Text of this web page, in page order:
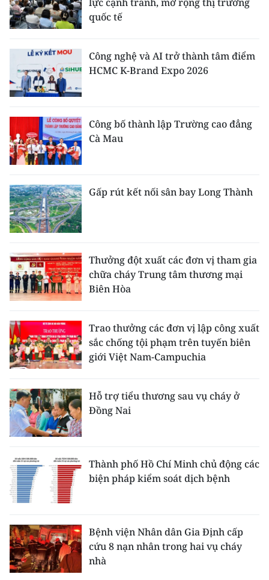
lực cạnh tranh, mở rộng thị trường
quốc tế
Công nghệ và AI trở thành tâm điểm
HCMC K-Brand Expo 2026
Công bố thành lập Trường cao đẳng
Cà Mau
Gấp rút kết nối sân bay Long Thành
Thưởng đột xuất các đơn vị tham gia
chữa cháy Trung tâm thương mại
Biên Hòa
Trao thưởng các đơn vị lập công xuất
sắc chống tội phạm trên tuyến biên
giới Việt Nam-Campuchia
Hỗ trợ tiểu thương sau vụ cháy ở
Đồng Nai
Thành phố Hồ Chí Minh chủ động các
biện pháp kiểm soát dịch bệnh
Bệnh viện Nhân dân Gia Định cấp
cứu 8 nạn nhân trong hai vụ cháy
nhà